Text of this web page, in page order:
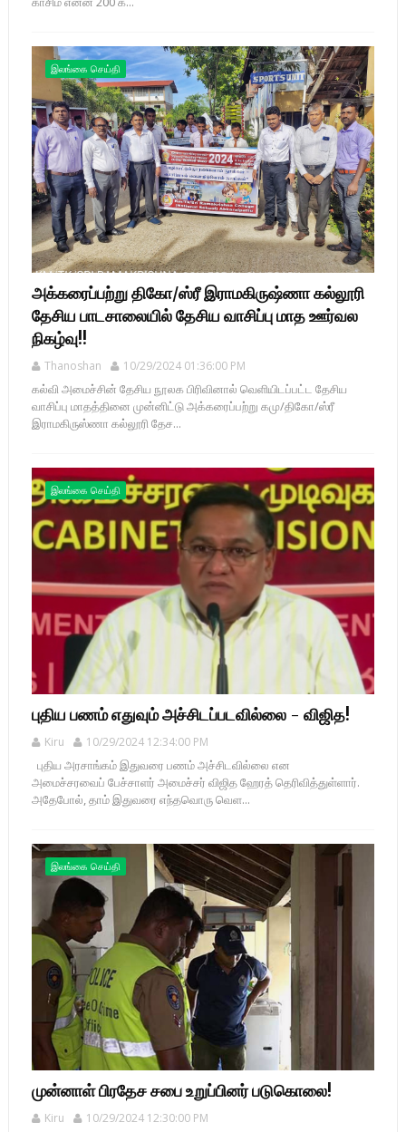
இலங்கை செய்தி
அக்கரைப்பற்று திகோ/ஸ்ரீ இராமகிருஷ்ணா கல்லூரி
தேசிய பாடசாலையில் தேசிய வாசிப்பு மாத ஊர்வல
நிகழ்வு!!
Thanoshan 10/29/2024 01:36:00 PM
கல்வி அமைச்சின் தேசிய நூலக பிரிவினால் வெளியிடப்பட்ட தேசிய
வாசிப்பு மாதத்தினை முன்னிட்டு அக்கரைப்பற்று கமு/திகோ/ஸ்ரீ
இராமகிருஸ்ணா கல்லூரி தேச...
இலங்கை செய்தி
புதிய பணம் எதுவும் அச்சிடப்படவில்லை - விஜித!
Kiru 10/29/2024 12:34:00 PM
புதிய அரசாங்கம் இதுவரை பணம் அச்சிடவில்லை என
அமைச்சரவைப் பேச்சாளர் அமைச்சர் விஜித ஹேரத் தெரிவித்துள்ளார்.
அதேபோல், தாம் இதுவரை எந்தவொரு வெள...
இலங்கை செய்தி
முன்னாள் பிரதேச சபை உறுப்பினர் படுகொலை!
Kiru 10/29/2024 12:30:00 PM